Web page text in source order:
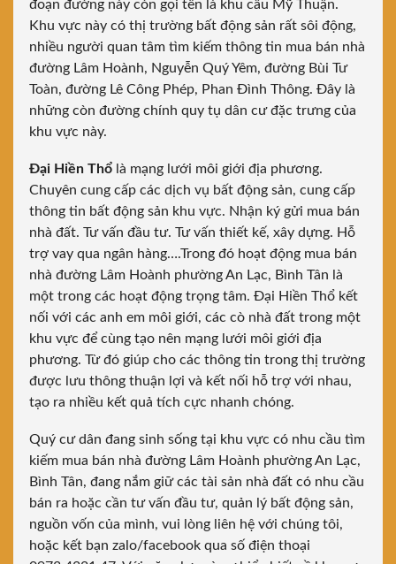
đoạn đường này còn gọi tên là khu cầu Mỹ Thuận.
Khu vực này có thị trường bất động sản rất sôi động,
nhiều người quan tâm tìm kiếm thông tin mua bán nhà
đường Lâm Hoành, Nguyễn Quý Yêm, đường Bùi Tư
Toàn, đường Lê Công Phép, Phan Đình Thông. Đây là
những còn đường chính quy tụ dân cư đặc trưng của
khu vực này.
Đại Hiền Thổ là mạng lưới môi giới địa phương.
Chuyên cung cấp các dịch vụ bất động sản, cung cấp
thông tin bất động sản khu vực. Nhận ký gửi mua bán
nhà đất. Tư vấn đầu tư. Tư vấn thiết kế, xây dựng. Hỗ
trợ vay qua ngân hàng….Trong đó hoạt động mua bán
nhà đường Lâm Hoành phường An Lạc, Bình Tân là
một trong các hoạt động trọng tâm. Đại Hiền Thổ kết
nối với các anh em môi giới, các cò nhà đất trong một
khu vực để cùng tạo nên mạng lưới môi giới địa
phương. Từ đó giúp cho các thông tin trong thị trường
được lưu thông thuận lợi và kết nối hỗ trợ với nhau,
tạo ra nhiều kết quả tích cực nhanh chóng.
Quý cư dân đang sinh sống tại khu vực có nhu cầu tìm
kiếm mua bán nhà đường Lâm Hoành phường An Lạc,
Bình Tân, đang nắm giữ các tài sản nhà đất có nhu cầu
bán ra hoặc cần tư vấn đầu tư, quản lý bất động sản,
nguồn vốn của mình, vui lòng liên hệ với chúng tôi,
hoặc kết bạn zalo/facebook qua số điện thoại